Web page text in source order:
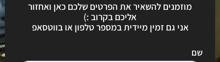
מוזמנים להשאיר את הפרטים שלכם כאן ואחזור
אליכם בקרוב :)
אני גם זמין מיידית במספר טלפון או בווטסאפ
שם